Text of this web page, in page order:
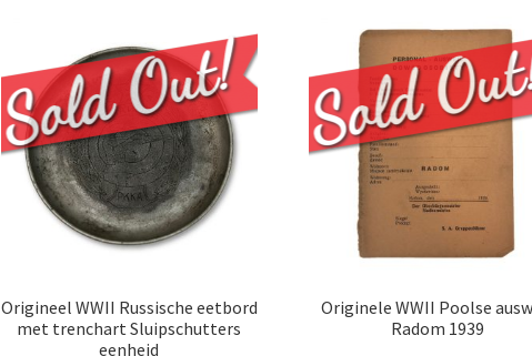
Origineel WWII Russische eetbord
met trenchart Sluipschutters
eenheid
Originele WWII Poolse
Radom 1939